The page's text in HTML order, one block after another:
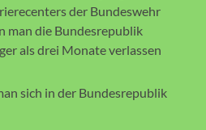
der Bundeswehr
man die Bundesrepublik
als drei Monate verlassen
sich in der Bundesrepublik